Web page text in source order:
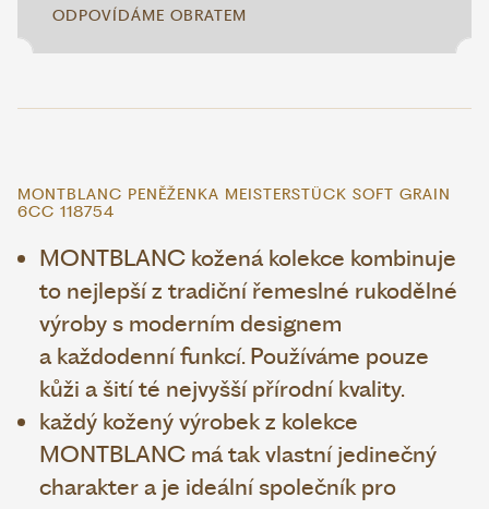
ODPOVÍDÁME OBRATEM
MONTBLANC PENĚŽENKA MEISTERSTÜCK SOFT GRAIN
6CC 118754
MONTBLANC kožená kolekce kombinuje
to nejlepší z tradiční řemeslné rukodělné
výroby s moderním designem
a každodenní funkcí. Používáme pouze
kůži a šití té nejvyšší přírodní kvality.
každý kožený výrobek z kolekce
MONTBLANC má tak vlastní jedinečný
charakter a je ideální společník pro